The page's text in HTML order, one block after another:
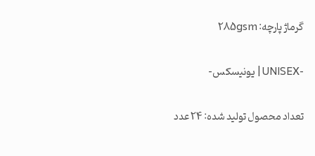
تعداد محصول تولید شده: 24 عدد